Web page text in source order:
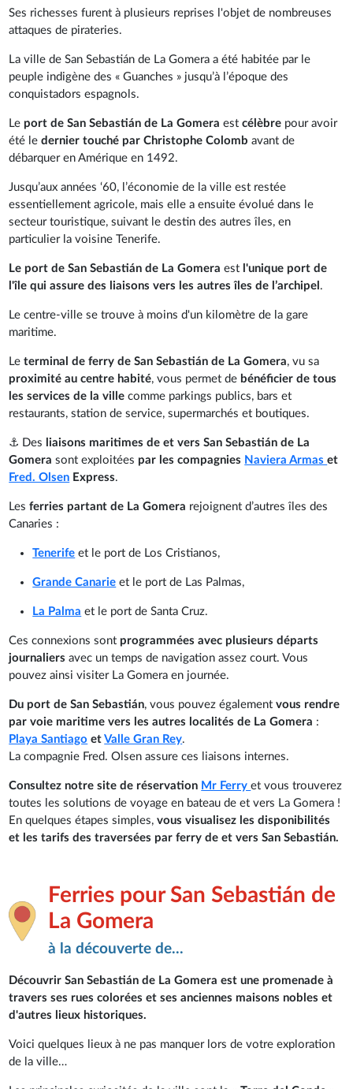
Ses richesses furent à plusieurs reprises l'objet de nombreuses
attaques de pirateries.
La ville de San Sebastián de La Gomera a été habitée par le
peuple indigène des « Guanches » jusqu’à l’époque des
conquistadors espagnols.
Le port de San Sebastián de La Gomera estcélèbre pour avoir
été ledernier touché par Christophe Colomb avant de
débarquer en Amérique en 1492.
Jusqu’aux années ‘60, l’économie de la ville est restée
essentiellement agricole, mais elle a ensuite évolué dans le
secteur touristique, suivant le destin des autres îles, en
particulier la voisine Tenerife.
Le port de San Sebastián de La Gomera est l'unique port de
l'île qui assure des liaisons vers les autres îles de l’archipel .
Le centre-ville se trouve à moins d'un kilomètre de la gare
maritime.
Leterminal de ferry de San Sebastián de La Gomera, vu sa
proximité au centre habité, vous permet de bénéficier de tous
les services de la villecomme parkings publics, bars et
restaurants, station de service, supermarchés et boutiques.
⚓ Des liaisons maritimes de et vers San Sebastián de La
Gomera sont exploitées par les compagnies Naviera Armaset
Fred. Olsen Express.
Lesferries partant de La Gomera rejoignent d’autres îles des
Canaries :
Tenerife et le port de Los Cristianos,
Grande Canarie et le port de Las Palmas,
La Palma et le port de Santa Cruz.
Ces connexions sont programmées avec plusieurs départs
journaliers avec un temps de navigation assez court. Vous
pouvez ainsi visiter La Gomera en journée.
Du port de San Sebastián, vous pouvez égalementvous rendre
par voie maritime vers les autres localités de La Gomera :
Playa Santiago etValle Gran Rey.
La compagnie Fred. Olsen assure ces liaisons internes.
Consultez notre site de réservation Mr Ferryet vous trouverez
toutes les solutions de voyage en bateau de et vers La Gomera !
En quelques étapes simples,vous visualisez les disponibilités
et les tarifs des traversées par ferry de et vers San Sebastián.
Ferries pour San Sebastián de
La Gomera
à la découverte de...
Découvrir San Sebastián de La Gomera est une promenade à
travers ses rues colorées et ses anciennes maisons nobles et
d'autres lieux historiques.
Voici quelques lieux à ne pas manquer lors de votre exploration
de la ville…